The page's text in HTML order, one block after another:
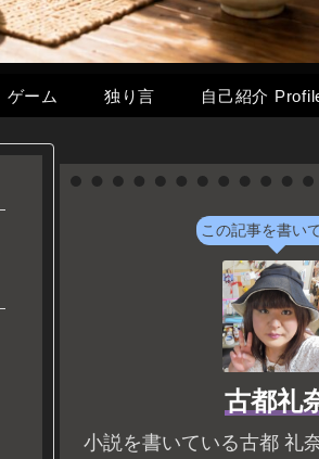
ゲーム 独り言 自己紹介
この記事を書い
古都礼
小説を書いている古都 礼